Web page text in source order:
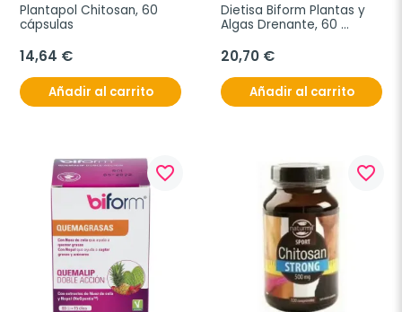
Plantapol Chitosan, 60
cápsulas
14,64 €
Añadir al carrito
Dietisa Biform Plantas y
Algas Drenante, 60
20,70 €
Añadir al carrito
favorite_border favorite_border